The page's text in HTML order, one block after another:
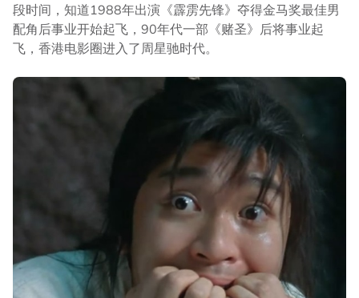
段时间，知道1988年出演《霹雳先锋》夺得金马奖最佳男
配角后事业开始起飞，90年代一部《赌圣》后将事业起
飞，香港电影圈进入了周星驰时代。